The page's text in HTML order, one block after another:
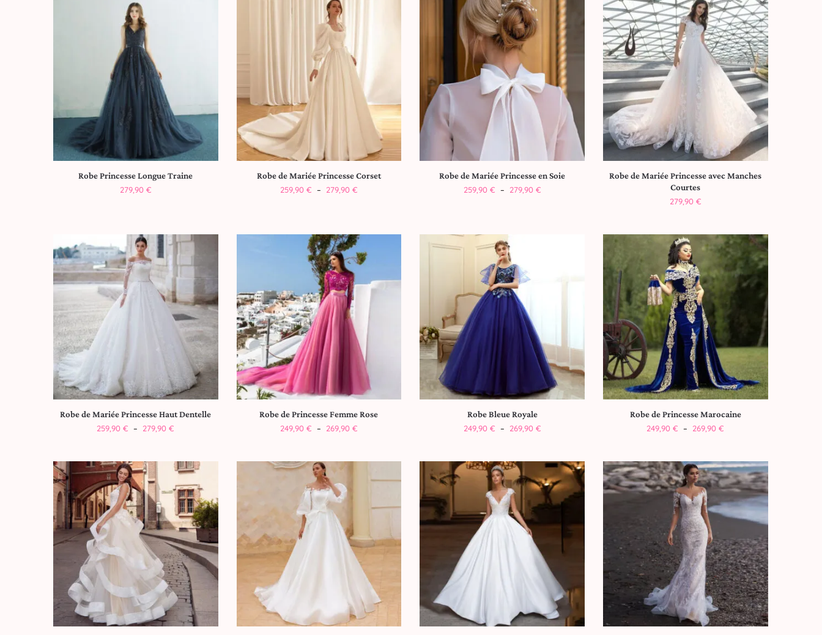
Robe Princesse Longue Traine
279,90 €
Robe de Mariée Princesse Corset
259,90 € – 279,90 €
Robe de Mariée Princesse en Soie
259,90 € – 279,90 €
Robe de Mariée Princesse avec Manches
Courtes
279,90 €
Robe de Mariée Princesse Haut Dentelle
259,90€ – 279,90€
Robe de Princesse Femme Rose
249,90 € – 269,90 €
Robe Bleue Royale
249,90 € – 269,90 €
Robe de Princesse Marocaine
249,90€ – 269,90€